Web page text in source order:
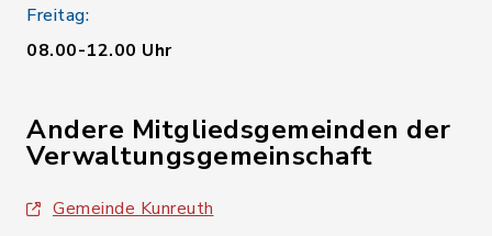
Freitag:
08.00-12.00 Uhr
Andere Mitgliedsgemeinden der
Verwaltungsgemeinschaft
Gemeinde Kunreuth